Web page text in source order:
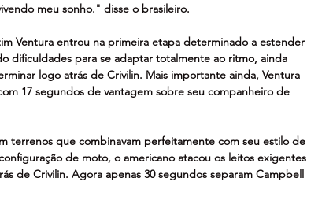
meu sonho." disse o brasileiro.
Ventura entrou na primeira etapa determinado a estender
dificuldades para se adaptar totalmente ao ritmo, ainda
logo atrás de Crivilin. Mais importante ainda, Ventura
17 segundos de vantagem sobre seu companheiro de
terrenos que combinavam perfeitamente com seu estilo de
de moto, o americano atacou os leitos exigentes
de Crivilin. Agora apenas 30 segundos separam Campbell